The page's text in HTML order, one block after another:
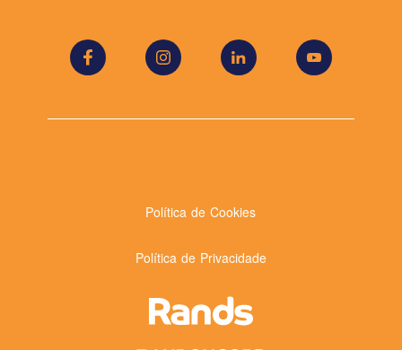
Política de Cookies
Política de Privacidade